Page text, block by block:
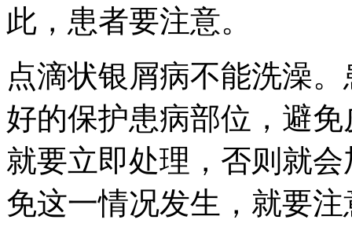
此，患者要注意。
点滴状银屑病不能洗澡
好的保护患病部位，避
就要立即处理，否则就
免这一情况发生，就要